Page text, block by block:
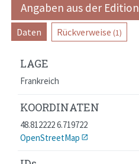
Angaben aus der Edition
Daten Rückverweise (1)
LAGE
Frankreich
KOORDINATEN
48.812222 6.719722
OpenStreetMap